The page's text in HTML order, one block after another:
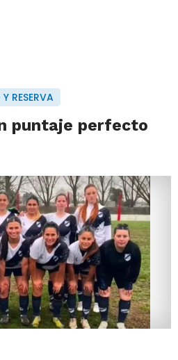
RESERVA
puntaje perfecto